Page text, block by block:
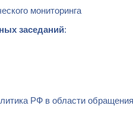
мониторинга
заседаний:
РФ в области